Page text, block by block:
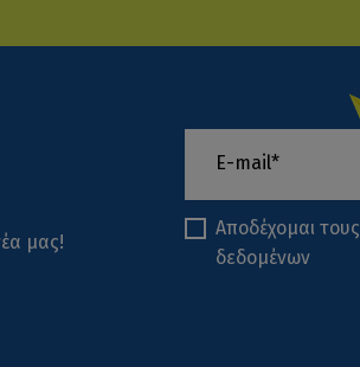
μας!
Αποδέχομαι τους
δεδομένων